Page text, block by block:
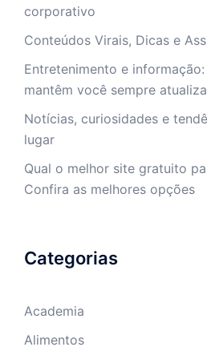
corporativo
Conteúdos Virais, Dicas e
Entretenimento e
mantêm você sempre
Notícias, curiosidades e
lugar
Qual o melhor site gratuito
Confira as melhores opções
Categorias
Academia
Alimentos